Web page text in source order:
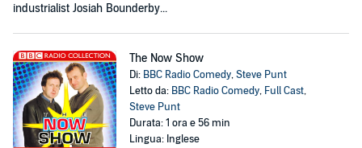
industrialist Josiah Bounderby...
The Now Show
Di: BBC Radio Comedy,Steve Punt
Letto da: BBC Radio Comedy, Full Cast,
Steve Punt
Durata: 1 ora e 56 min
Lingua: Inglese